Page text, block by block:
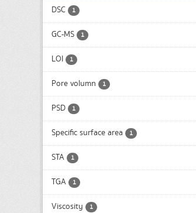
DSC 1
GC-MS 1
LOI 1
Pore volumn 1
PSD 1
Specific surface area 1
STA 1
TGA 1
Viscosity 1